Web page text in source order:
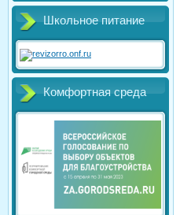
Школьное питание
Комфортная среда